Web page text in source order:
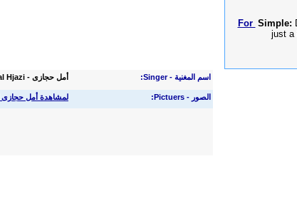
اسم المغنية - Singer: أمل حجازى - Amal Hjazi
الصور - Pictuers: لمشاهدة أمل حجازى
For Simple:
just a